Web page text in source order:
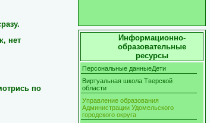
нет
по
Информационно-
образовательные
ресурсы
Персональные данныеДети
Виртуальная школа Тверской
области
Управление образования
Администрации Удомельского
городского округа